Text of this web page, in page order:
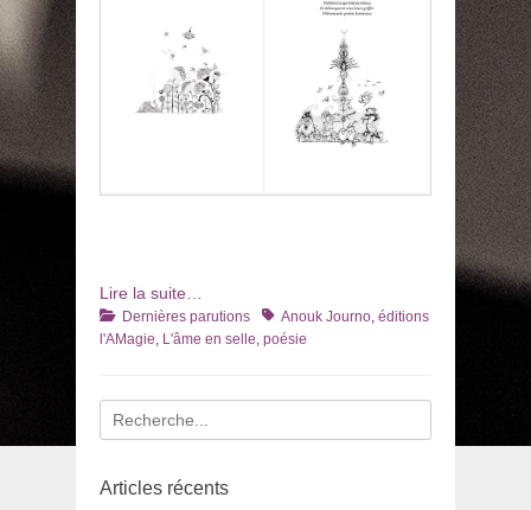
Lire la suite…
Catégories
Dernières parutions TagsAnouk Journo, éditions
l'AMagie, L'âme en selle, poésie
Recherche
pour
Articles récents